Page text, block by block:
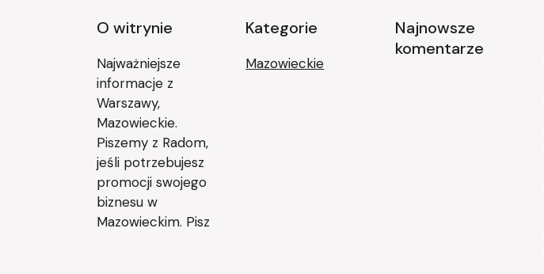
O witrynie
Najważniejsze
informacje z
Warszawy,
Mazowieckie.
Piszemy z Radom,
jeśli potrzebujesz
promocji swojego
biznesu w
Mazowieckim. Pisz
Kategorie
Mazowieckie
Najnowsze
komentarze